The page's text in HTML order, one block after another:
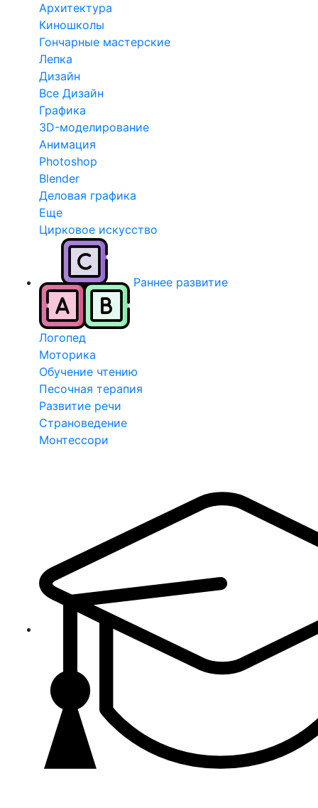
Архитектура
Киношколы
Гончарные мастерские
Лепка
Дизайн
Все Дизайн
Графика
3D-моделирование
Анимация
Photoshop
Blender
Деловая графика
Еще
Цирковое искусство
Раннее развитие
Логопед
Моторика
Обучение чтению
Песочная терапия
Развитие речи
Страноведение
Монтессори